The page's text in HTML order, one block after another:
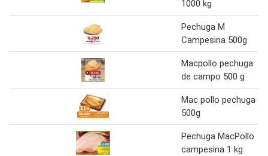
1000 kg
Pechuga M
Campesina 500g
Macpollo pechuga
de campo 500 g
Mac pollo pechuga
500g
Pechuga MacPollo
campesina 1 kg